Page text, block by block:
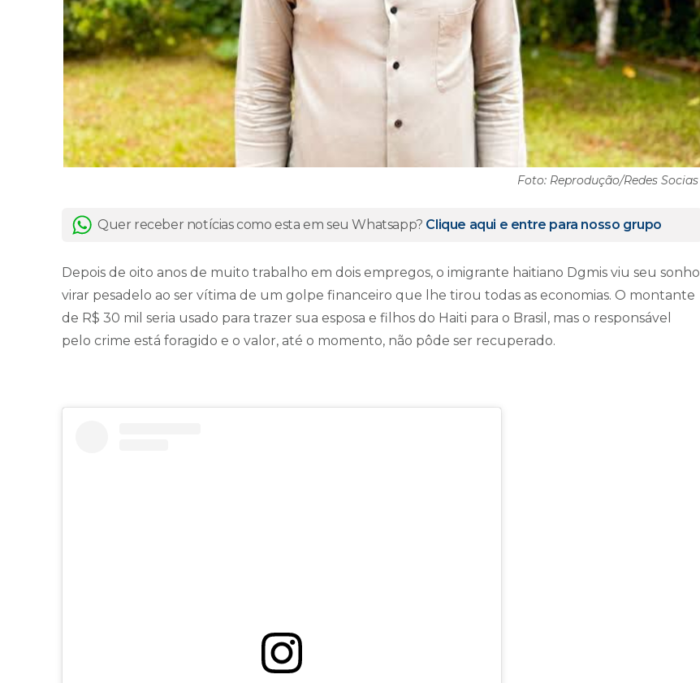
Foto: Reprodução/Redes Socias
Quer receber notícias como esta em seu Whatsapp? Clique aqui e entre para nosso grupo
Depois de oito anos de muito trabalho em dois empregos, o imigrante haitiano Dgmis viu seu sonho
virar pesadelo ao ser vítima de um golpe financeiro que lhe tirou todas as economias. O montante
de R$ 30 mil seria usado para trazer sua esposa e filhos do Haiti para o Brasil, mas o responsável
pelo crime está foragido e o valor, até o momento, não pôde ser recuperado.